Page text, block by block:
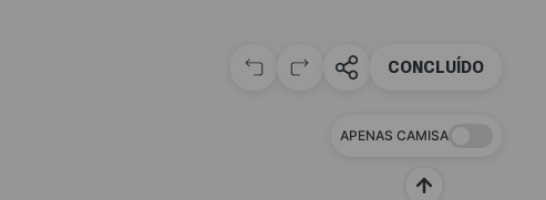
CONCLUÍDO
APENAS CAMISA